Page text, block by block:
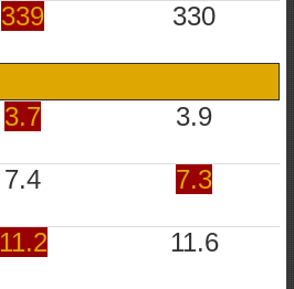
339 330
3.7 3.9
7.4 7.3
11.2 11.6